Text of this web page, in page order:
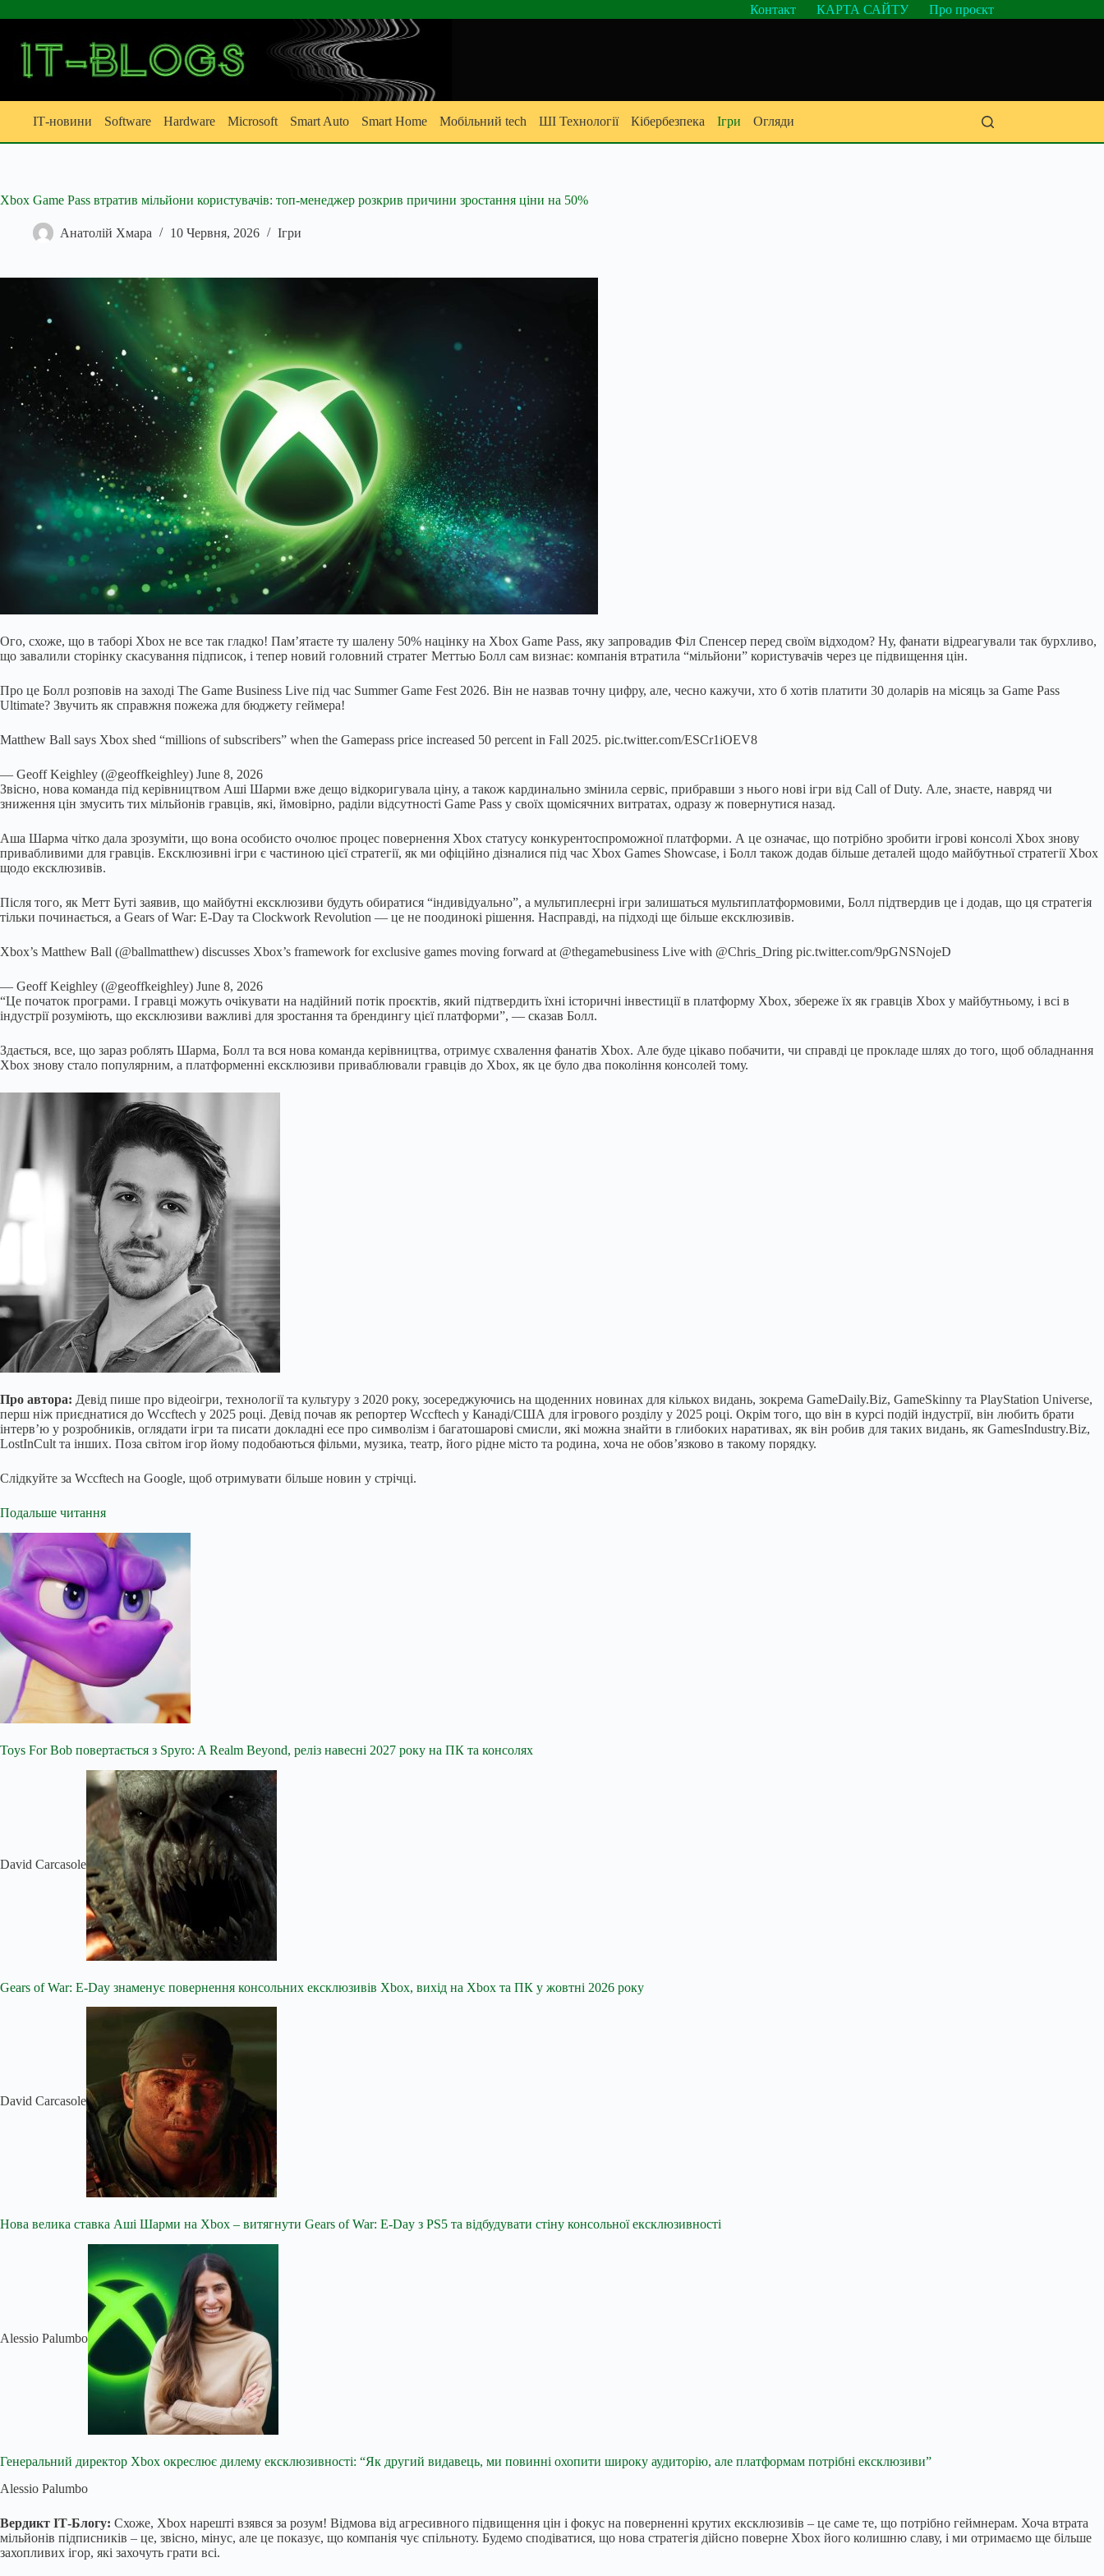
до
Контакт КАРТА САЙТУ Про проєкт
ІТ-новини Software Hardware Microsoft Smart Auto Smart Home Мобільний tech ШІ Технології Кібербезпека Ігри Огляди
Xbox Game Pass втратив мільйони користувачів: топ-менеджер розкрив причини зростання ціни на 50%
Анатолій Хмара 10 Червня, 2026 Ігри
Ого, схоже, що в таборі Xbox не все так гладко! Пам’ятаєте ту шалену 50% націнку на Xbox Game Pass, яку запровадив Філ Спенсер перед своїм відходом? Ну, фанати відреагували так бурхливо,
що завалили сторінку скасування підписок, і тепер новий головний стратег Меттью Болл сам визнає: компанія втратила “мільйони” користувачів через це підвищення цін.
Про це Болл розповів на заході The Game Business Live під час Summer Game Fest 2026. Він не назвав точну цифру, але, чесно кажучи, хто б хотів платити 30 доларів на місяць за Game Pass
Ultimate? Звучить як справжня пожежа для бюджету геймера!
Matthew Ball says Xbox shed “millions of subscribers” when the Gamepass price increased 50 percent in Fall 2025. pic.twitter.com/ESCr1iOEV8
— Geoff Keighley (@geoffkeighley) June 8, 2026
Звісно, нова команда під керівництвом Аші Шарми вже дещо відкоригувала ціну, а також кардинально змінила сервіс, прибравши з нього нові ігри від Call of Duty. Але, знаєте, навряд чи
зниження цін змусить тих мільйонів гравців, які, ймовірно, раділи відсутності Game Pass у своїх щомісячних витратах, одразу ж повернутися назад.
Аша Шарма чітко дала зрозуміти, що вона особисто очолює процес повернення Xbox статусу конкурентоспроможної платформи. А це означає, що потрібно зробити ігрові консолі Xbox знову
привабливими для гравців. Ексклюзивні ігри є частиною цієї стратегії, як ми офіційно дізналися під час Xbox Games Showcase, і Болл також додав більше деталей щодо майбутньої стратегії Xbox
щодо ексклюзивів.
Після того, як Метт Буті заявив, що майбутні ексклюзиви будуть обиратися “індивідуально”, а мультиплеєрні ігри залишаться мультиплатформовими, Болл підтвердив це і додав, що ця стратегія
тільки починається, а Gears of War: E-Day та Clockwork Revolution — це не поодинокі рішення. Насправді, на підході ще більше ексклюзивів.
Xbox’s Matthew Ball (@ballmatthew) discusses Xbox’s framework for exclusive games moving forward at @thegamebusiness Live with @Chris_Dring pic.twitter.com/9pGNSNojeD
— Geoff Keighley (@geoffkeighley) June 8, 2026
“Це початок програми. І гравці можуть очікувати на надійний потік проєктів, який підтвердить їхні історичні інвестиції в платформу Xbox, збереже їх як гравців Xbox у майбутньому, і всі в
індустрії розуміють, що ексклюзиви важливі для зростання та брендингу цієї платформи”, — сказав Болл.
Здається, все, що зараз роблять Шарма, Болл та вся нова команда керівництва, отримує схвалення фанатів Xbox. Але буде цікаво побачити, чи справді це прокладе шлях до того, щоб обладнання
Xbox знову стало популярним, а платформенні ексклюзиви приваблювали гравців до Xbox, як це було два покоління консолей тому.
Про автора: Девід пише про відеоігри, технології та культуру з 2020 року, зосереджуючись на щоденних новинах для кількох видань, зокрема GameDaily.Biz, GameSkinny та PlayStation Universe,
перш ніж приєднатися до Wccftech у 2025 році. Девід почав як репортер Wccftech у Канаді/США для ігрового розділу у 2025 році. Окрім того, що він в курсі подій індустрії, він любить брати
інтерв’ю у розробників, оглядати ігри та писати докладні есе про символізм і багатошарові смисли, які можна знайти в глибоких наративах, як він робив для таких видань, як GamesIndustry.Biz,
LostInCult та інших. Поза світом ігор йому подобаються фільми, музика, театр, його рідне місто та родина, хоча не обов’язково в такому порядку.
Слідкуйте за Wccftech на Google, щоб отримувати більше новин у стрічці.
Подальше читання
Toys For Bob повертається з Spyro: A Realm Beyond, реліз навесні 2027 року на ПК та консолях
David Carcasole
Gears of War: E-Day знаменує повернення консольних ексклюзивів Xbox, вихід на Xbox та ПК у жовтні 2026 року
David Carcasole
Нова велика ставка Аші Шарми на Xbox – витягнути Gears of War: E-Day з PS5 та відбудувати стіну консольної ексклюзивності
Alessio Palumbo
Генеральний директор Xbox окреслює дилему ексклюзивності: “Як другий видавець, ми повинні охопити широку аудиторію, але платформам потрібні ексклюзиви”
Alessio Palumbo
Вердикт ІТ-Блогу: Схоже, Xbox нарешті взявся за розум! Відмова від агресивного підвищення цін і фокус на поверненні крутих ексклюзивів – це саме те, що потрібно геймнерам. Хоча втрата
мільйонів підписників – це, звісно, мінус, але це показує, що компанія чує спільноту. Будемо сподіватися, що нова стратегія дійсно поверне Xbox його колишню славу, і ми отримаємо ще більше
захопливих ігор, які захочуть грати всі.